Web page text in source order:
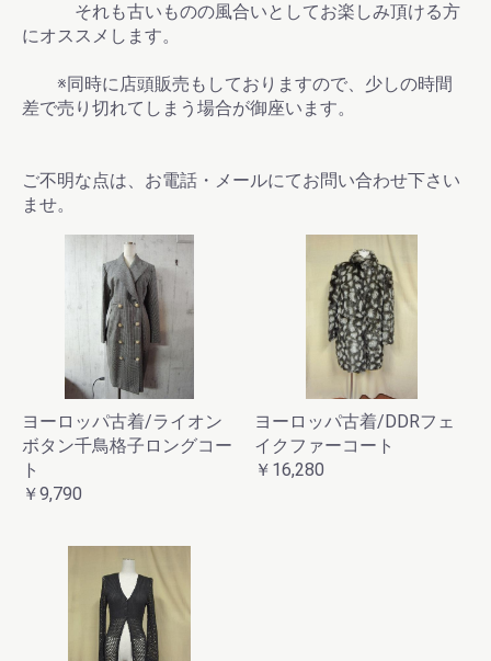
それも古いものの風合いとしてお楽しみ頂ける方
にオススメします。
※同時に店頭販売もしておりますので、少しの時間
差で売り切れてしまう場合が御座います。
ご不明な点は、お電話・メールにてお問い合わせ下さい
ませ。
ヨーロッパ古着/ライオン
ボタン千鳥格子ロングコー
ト
￥9,790
ヨーロッパ古着/DDRフェ
イクファーコート
￥16,280